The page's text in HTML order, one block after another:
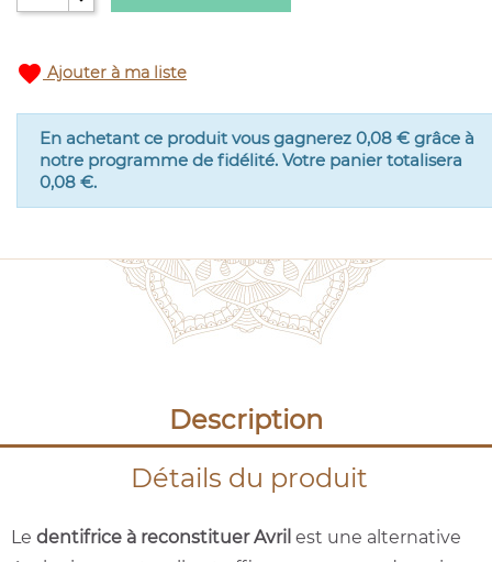
favorite Ajouter à ma liste
En achetant ce produit vous gagnerez 0,08 € grâce à
notre programme de fidélité. Votre panier totalisera
0,08 €.
Description
Détails du produit
Le dentifrice à reconstituer Avril est une alternative